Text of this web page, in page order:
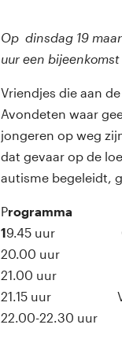
Op dinsdag 19
uur een
Vriendjes die aan
Avondeten waar
jongeren op weg
dat gevaar op de
autisme begeleidt,
Programma
19.45 uur
20.00 uur
21.00 uur
21.15 uur
22.00-22.30 uur